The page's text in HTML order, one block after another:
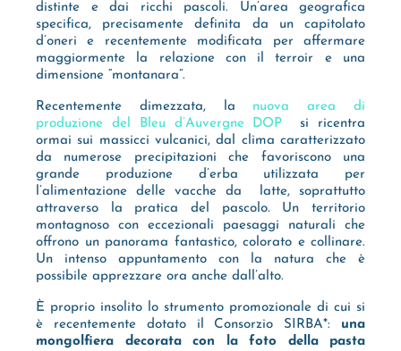
distinte e dai ricchi pascoli. Un’area geografica
specifica, precisamente definita da un capitolato
d’oneri e recentemente modificata per affermare
maggiormente la relazione con il terroir e una
dimensione “montanara”.
Recentemente dimezzata, la nuova area di
produzione del Bleu d’Auvergne DOP si ricentra
ormai sui massicci vulcanici, dal clima caratterizzato
da numerose precipitazioni che favoriscono una
grande produzione d’erba utilizzata per
l’alimentazione delle vacche da latte, soprattutto
attraverso la pratica del pascolo. Un territorio
montagnoso con eccezionali paesaggi naturali che
offrono un panorama fantastico, colorato e collinare.
Un intenso appuntamento con la natura che è
possibile apprezzare ora anche dall’alto.
È proprio insolito lo strumento promozionale di cui si
è recentemente dotato il Consorzio SIRBA*: una
mongolfiera decorata con la foto della pasta